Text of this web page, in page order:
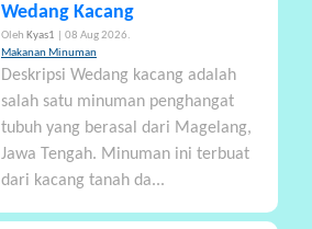
Wedang Kacang
Oleh Kyas1
| 08 Aug 2026.
Makanan Minuman
Deskripsi Wedang kacang adalah
salah satu minuman penghangat
tubuh yang berasal dari Magelang,
Jawa Tengah. Minuman ini terbuat
dari kacang tanah da...